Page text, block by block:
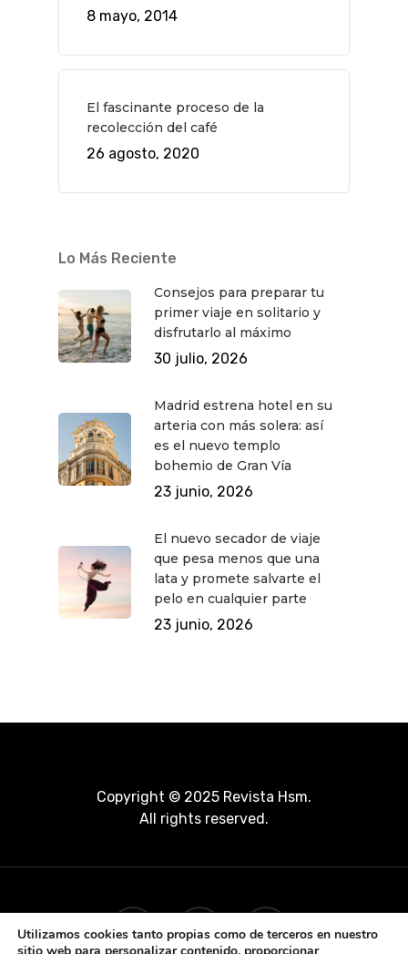
8 mayo, 2014
El fascinante proceso de la
recolección del café
26 agosto, 2020
Lo Más Reciente
Consejos para preparar tu
primer viaje en solitario y
disfrutarlo al máximo
30 julio, 2026
Madrid estrena hotel en su
arteria con más solera: así
es el nuevo templo
bohemio de Gran Vía
23 junio, 2026
El nuevo secador de viaje
que pesa menos que una
lata y promete salvarte el
pelo en cualquier parte
23 junio, 2026
Copyright © 2025 Revista Hsm.
All rights reserved.
Utilizamos cookies tanto propias como de terceros en nuestro